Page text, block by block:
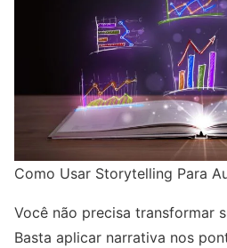
Como Usar Storytelling Para
Você não precisa transformar
Basta aplicar narrativa nos